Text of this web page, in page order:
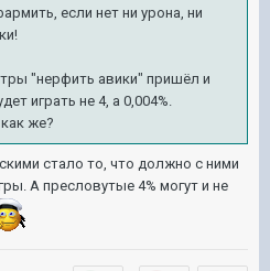
если нет ни урона, ни
"нерфить авики" пришёл и
играть не 4, а 0,004%.
же?
стало то, что должно с ними
А пресловутые 4% могут и не